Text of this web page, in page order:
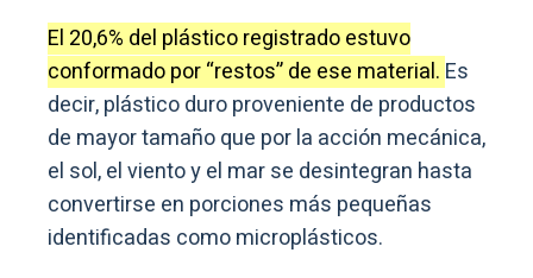
El 20,6% del plástico registrado estuvo
conformado por “restos” de ese material. Es
decir, plástico duro proveniente de productos
de mayor tamaño que por la acción mecánica,
el sol, el viento y el mar se desintegran hasta
convertirse en porciones más pequeñas
identificadas como microplásticos.